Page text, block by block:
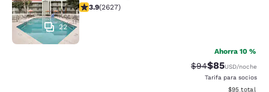
22
calificación de 3.93 estrellas. Bueno. 2627 reseñas
3.9(2627)
Ahorra 10 %
Precio tachado:
$94Precio con
$85USD/noche
Tarifa para socios
Ver detalles
$95 total